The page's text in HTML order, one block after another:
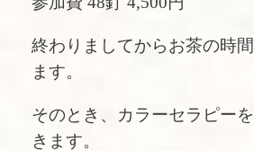
終わりましてからお茶の時
ます。
そのとき、カラーセラピー
きます。